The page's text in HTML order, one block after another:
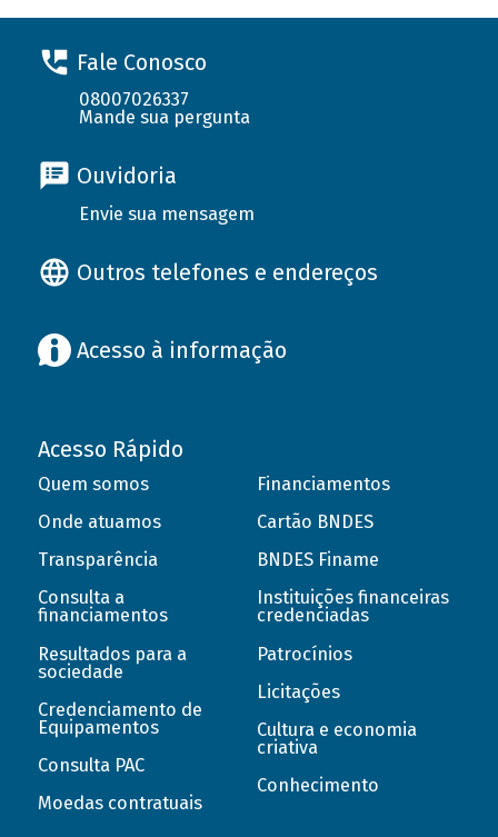
Fale Conosco
08007026337
Mande sua pergunta
Ouvidoria
Envie sua mensagem
Outros telefones e endereços
Acesso à informação
Acesso Rápido
Quem somos
Onde atuamos
Transparência
Consulta a
financiamentos
Resultados para a
sociedade
Credenciamento de
Equipamentos
Consulta PAC
Moedas contratuais
Financiamentos
Cartão BNDES
BNDES Finame
Instituições financeiras
credenciadas
Patrocínios
Licitações
Cultura e economia
criativa
Conhecimento